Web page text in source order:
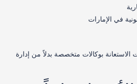
في الإمارات
بوكالات متخصصة بدلاً من إدارة